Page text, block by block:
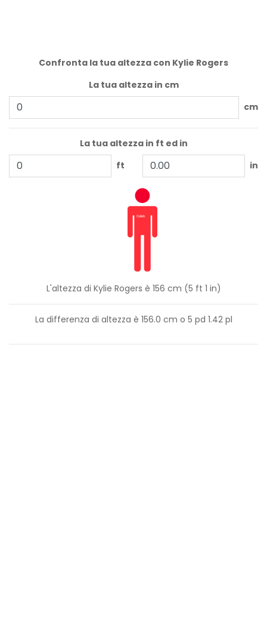
Confronta la tua altezza con Kylie Rogers
La tua altezza in cm
cm
La tua altezza in ft ed in
ft
in
L'altezza di Kylie Rogers è 156 cm (5 ft 1 in)
La differenza di altezza è 156.0 cm o 5 pd 1.42pl